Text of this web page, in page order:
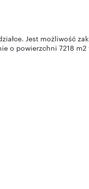
Jest możliwość
o powierzchni 7218